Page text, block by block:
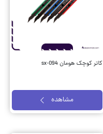
کاتر کوچک هومان sx-094
مشاهده